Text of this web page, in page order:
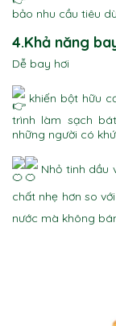
bảo nhu cầu tiêu
4.Khả năng
Dễ bay hơi
khiến bột hữu
trình làm sạch
những người có
Nhỏ tinh dầu
chất nhẹ hơn so với
nước mà không